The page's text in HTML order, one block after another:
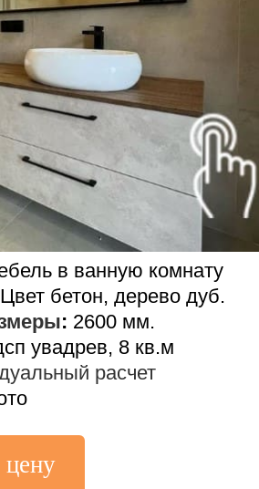
в ванную комнату
бетон, дерево дуб.
: 2600 мм.
увадрев, 8 кв.м
расчет